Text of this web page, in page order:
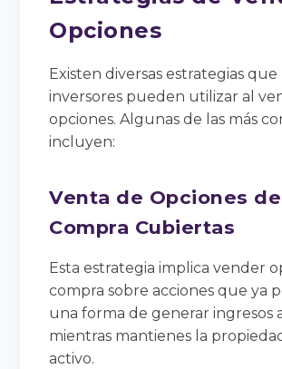
Opciones
Existen diversas estrategias que
inversores pueden utilizar al
opciones. Algunas de las más
incluyen:
Venta de Opciones de
Compra Cubiertas
Esta estrategia implica vender
compra sobre acciones que ya
una forma de generar ingresos
mientras mantienes la
activo.